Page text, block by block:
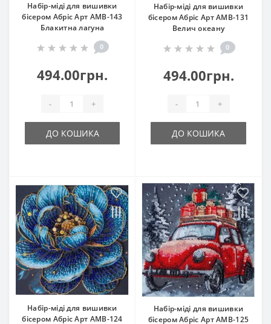
Набір-міді для вишивки
бісером Абріс Арт АМВ-143
Блакитна лагуна
0
494.00грн.
- +
ДО КОШИКА
Набір-міді для вишивки
бісером Абріс Арт АМВ-131
Велич океану
0
494.00грн.
- +
ДО КОШИКА
Набір-міді для вишивки
бісером Абріс Арт АМВ-124
Набір-міді для вишивки
бісером Абріс Арт АМВ-125